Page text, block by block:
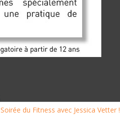
Soirée du Fitness avec Jessica Vetter !